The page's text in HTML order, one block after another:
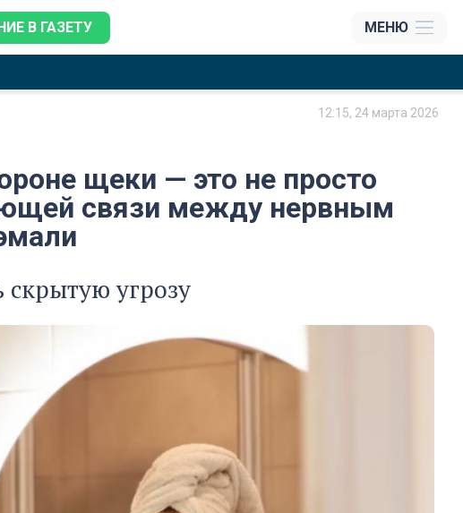
В ГАЗЕТУ МЕНЮ
12:15, 24 марта 2026
щеки — это не просто
связи между нервным
угрозу